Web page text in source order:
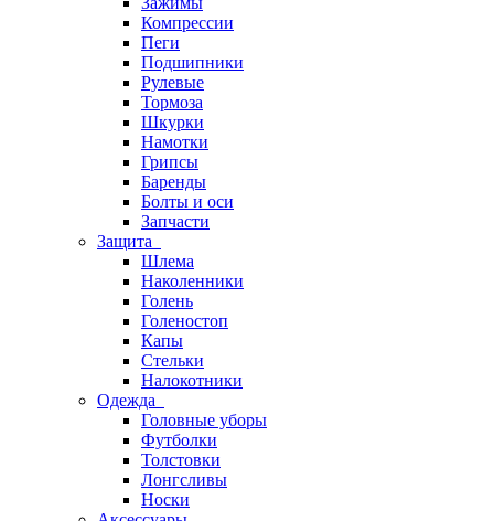
Компрессии
Пеги
Подшипники
Рулевые
Тормоза
Шкурки
Намотки
Грипсы
Баренды
Болты и оси
Запчасти
Защита
Шлема
Наколенники
Голень
Голеностоп
Капы
Стельки
Налокотники
Одежда
Головные уборы
Футболки
Толстовки
Лонгсливы
Носки